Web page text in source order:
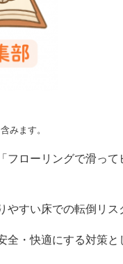
みます。
フローリングで滑っ
やすい床での転倒リス
全・快適にする対策